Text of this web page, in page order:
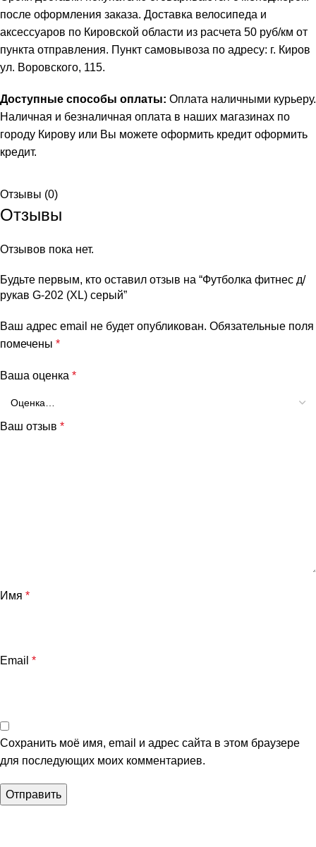
после оформления заказа. Доставка велосипеда и
аксессуаров по Кировской области из расчета 50 руб/км от
пункта отправления. Пункт самовывоза по адресу: г. Киров
ул. Воровского, 115.
Доступные способы оплаты: Оплата наличными курьеру.
Наличная и безналичная оплата в наших магазинах по
городу Кирову или Вы можете оформить кредит оформить
кредит.
Отзывы (0)
Отзывы
Отзывов пока нет.
Будьте первым, кто оставил отзыв на “Футболка фитнес д/
рукав G-202 (XL) серый”
Ваш адрес email не будет опубликован. Обязательные поля
помечены *
Ваша оценка *
Ваш отзыв *
Имя *
Email *
Сохранить моё имя, email и адрес сайта в этом браузере
для последующих моих комментариев.